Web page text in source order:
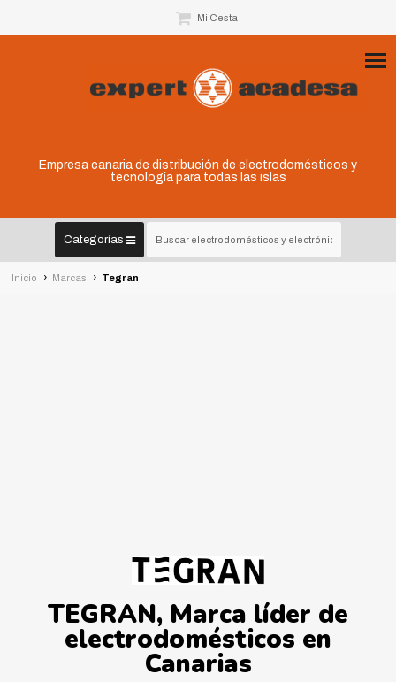
Mi Cesta
Empresa canaria de distribución de electrodomésticos y
tecnología para todas las islas
Categorías
Inicio › Marcas › Tegran
TEGRAN, Marca líder de
electrodomésticos en
Canarias